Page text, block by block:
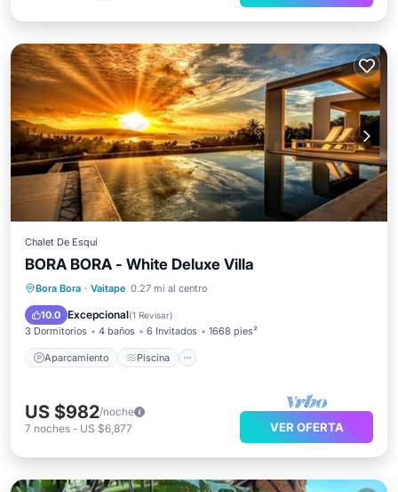
Chalet De Esquí
BORA BORA - White Deluxe Villa
Bora Bora · Vaitape 0.27 mi al centro
10.0 Excepcional(1 Revisar)
3 Dormitorios 4 baños 6 Invitados 1668 pies²
Aparcamiento Piscina
Aparcamiento
Piscina
Balcón/Terraza
US $982/noche
7 noches - US $6,877 VER OFERTA